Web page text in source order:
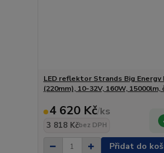
LED reflektor Strands Big Energy
(220mm), 10-32V, 160W, 15000lm,
4 620 Kč/ks
3 818 Kčbez DPH
Přidat do